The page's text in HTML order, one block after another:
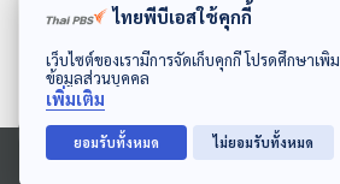
ดาวน์โหลด Thai PBS Podcast Application
55:50
ร้องเรียนค่าโทร เน็ต แพง
สัญญาณไม่ดี มากขึ้น สภา
บริษัท
ไทยพีบีเอสใช้คุกกี้
เว็บไซต์ของเรามีการจัดเก็บคุกกี้ โปรดศึกษาเ
ข้อมูลส่วนบุคคล
เพิ่มเติม
ยอมรับทั้งหมด ไม่ยอมรับทั้งหมด